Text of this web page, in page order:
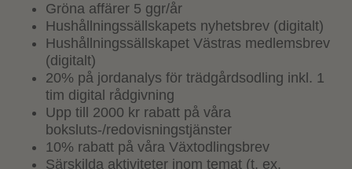
Gröna affärer 5 ggr/år
Hushållningssällskapets nyhetsbrev (digitalt)
Hushållningssällskapet Västras medlemsbrev
(digitalt)
20% på jordanalys för trädgårdsodling inkl. 1
tim digital rådgivning
Upp till 2000 kr rabatt på våra
boksluts-/redovisningstjänster
10% rabatt på våra Växtodlingsbrev
Särskilda aktiviteter inom temat (t. ex.